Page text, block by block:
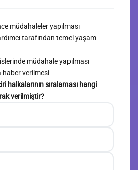
müdahaleler yapılması
tarafından temel yaşam
müdahale yapılması
haber verilmesi
halkalarının sıralaması hangi
verilmiştir?